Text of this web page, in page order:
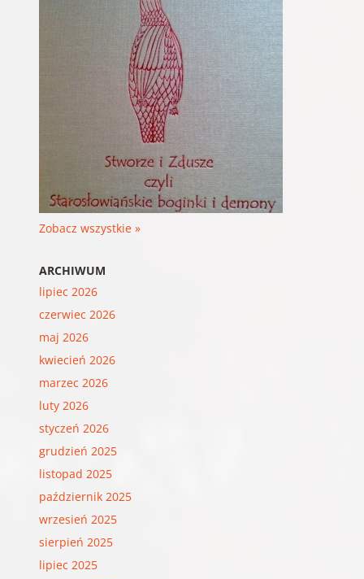
Zobacz wszystkie »
ARCHIWUM
lipiec 2026
czerwiec 2026
maj 2026
kwiecień 2026
marzec 2026
luty 2026
styczeń 2026
grudzień 2025
listopad 2025
październik 2025
wrzesień 2025
sierpień 2025
lipiec 2025